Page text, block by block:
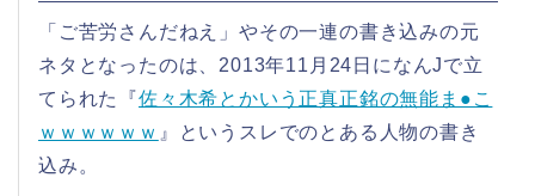
「ご苦労さんだねえ」やその一連の書き込みの元
ネタとなったのは、2013年11月24日になんJで立
てられた『佐々木希とかいう正真正銘の無能ま●こ
ｗｗｗｗｗｗ 』というスレでのとある人物の書き
込み。